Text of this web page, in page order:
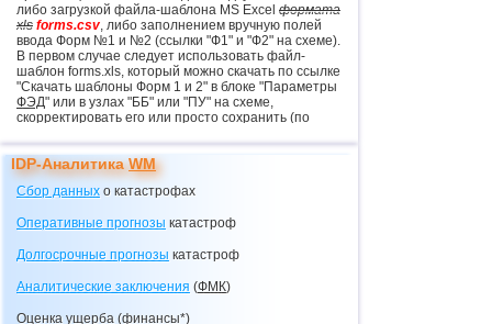
либо загрузкой файла-шаблона MS Excel формата
xls forms.csv, либо заполнением вручную полей
ввода Форм №1 и №2 (ссылки "Ф1" и "Ф2" на схеме).
В первом случае следует использовать файл-
шаблон forms.xls, который можно скачать по ссылке
"Скачать шаблоны Форм 1 и 2" в блоке "Параметры
ФЭД" или в узлах "ББ" или "ПУ" на схеме,
скорректировать его или просто сохранить (по
(разделители - запятые).Обращаем внимание,
что файл-шаблон создан в формате MS Excel
версии до 2003 включительно. Для более поздних
версий MS Excel для сохранения файла следует
формата, включающимтип файла "Книга 2003"
надписью "Файл не выбран." и нажать кнопку
данных производится при нажатии кнопки
появится диагностическое сообщение. Если в нем
IDP-АналитикаWM
Сбор данных о катастрофах
Оперативные прогнозы катастроф
Долгосрочные прогнозы катастроф
Аналитические заключения (ФМК)
Оценка ущерба (финансы*)